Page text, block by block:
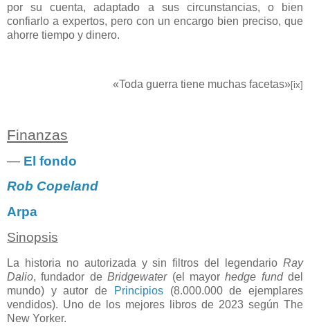
por su cuenta, adaptado a sus circunstancias, o bien
confiarlo a expertos, pero con un encargo bien preciso, que
ahorre tiempo y dinero.
«Toda guerra tiene muchas facetas»[ix]
Finanzas
― El fondo
Rob Copeland
Arpa
Sinopsis
La historia no autorizada y sin filtros del legendario Ray
Dalio, fundador deBridgewater(el mayorhedge funddel
mundo) y autor de
Principios(8.000.000 de ejemplares
vendidos). Uno de los mejores libros de 2023 según The
New Yorker.